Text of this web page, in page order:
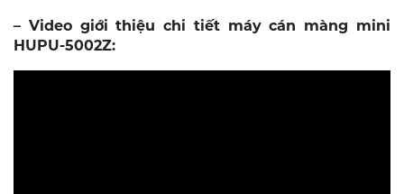
– Video giới thiệu chi tiết máy cán màng mini
HUPU-5002Z: